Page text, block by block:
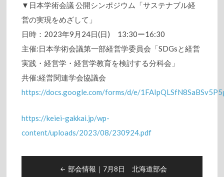
▼日本学術会議 公開シンポジウム「サステナブル経
営の実現をめざして」
日時：2023年9月24日(日) 13:30ー16:30
主催:日本学術会議第一部経営学委員会「SDGsと経営
実践・経営学・経営学教育を検討する分科会」
共催:経営関連学会協議会
https://docs.google.com/forms/d/e/
https://keiei-gakkai.jp/wp-
content/uploads/2023/08/230924.pdf
部会情報｜7月8日 北海道部会